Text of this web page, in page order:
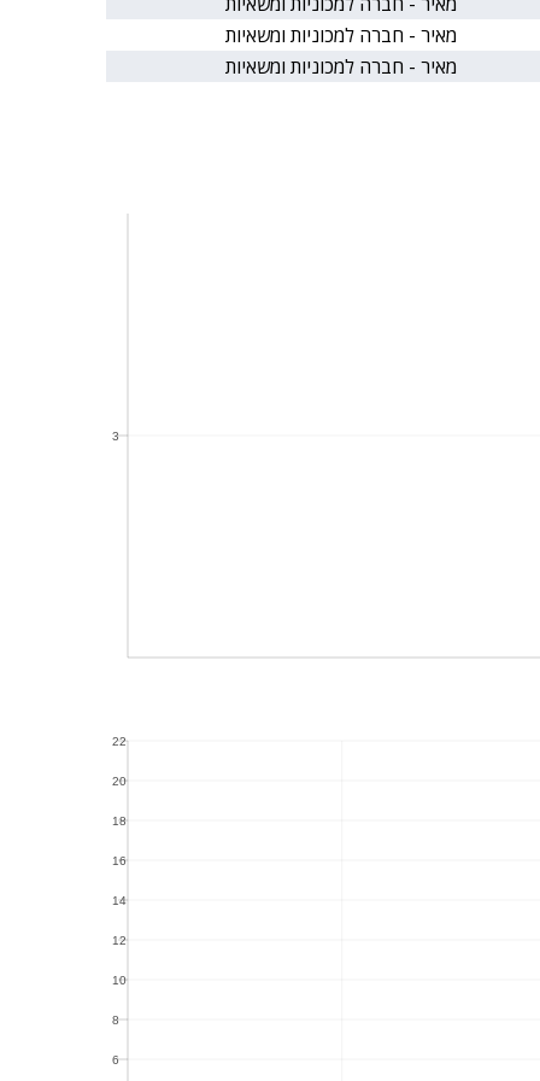
מאיר - חברה למכוניות ומשאיות
מאיר - חברה למכוניות ומשאיות
3
6
8
10
12
14
16
18
20
22